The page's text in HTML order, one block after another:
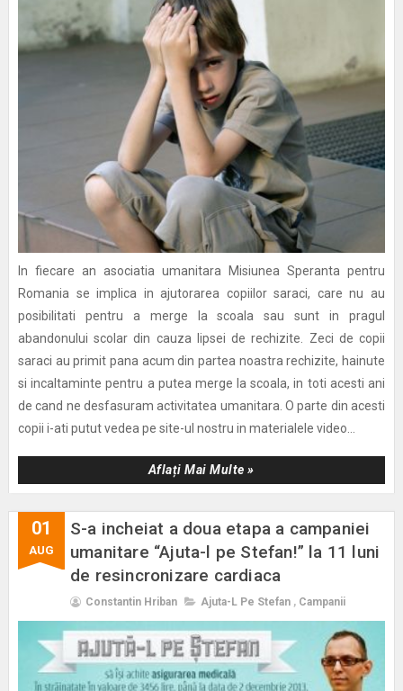
In fiecare an asociatia umanitara Misiunea Speranta pentru
Romania se implica in ajutorarea copiilor saraci, care nu au
posibilitati pentru a merge la scoala sau sunt in pragul
abandonului scolar din cauza lipsei de rechizite. Zeci de copii
saraci au primit pana acum din partea noastra rechizite, hainute
si incaltaminte pentru a putea merge la scoala, in toti acesti ani
de cand ne desfasuram activitatea umanitara. O parte din acesti
copii i-ati putut vedea pe site-ul nostru in materialele video...
Aflați Mai Multe »
01
AUG
S-a incheiat a doua etapa a campaniei
umanitare “Ajuta-l pe Stefan!” la 11 luni
de resincronizare cardiaca
Constantin Hriban Ajuta-L Pe Stefan , Campanii